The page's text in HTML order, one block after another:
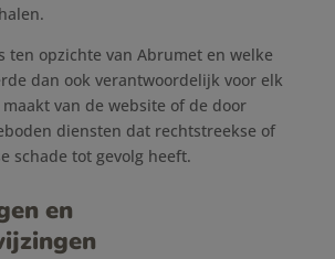
ten opzichte van Abrumet en welke
dan ook verantwoordelijk voor elk
van de website of de door
diensten dat rechtstreekse of
schade tot gevolg heeft.
en